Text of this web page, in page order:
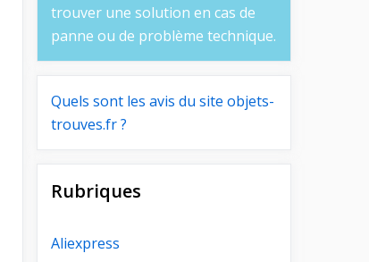
trouver une solution en cas de
panne ou de problème technique.
Quels sont les avis du site objets-
trouves.fr ?
Rubriques
Aliexpress